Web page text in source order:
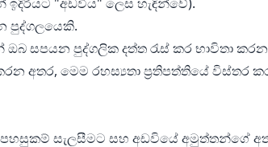
පුද්ගලයෙකි.
ඔබ සපයන පුද්ගලික දත්ත රැස් කර භාවිතා
අතර, මෙම රහස්‍යතා ප්‍රතිපත්තියේ විස්තර
පහසුකම් සැලසීමට සහ අඩවියේ අමුත්තන්ගේ